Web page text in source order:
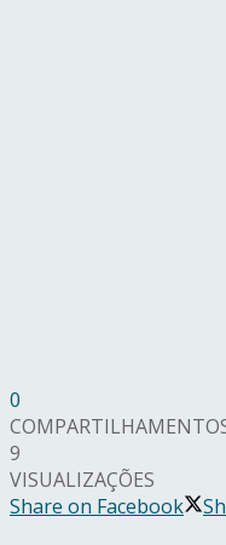
0
9
VISUALIZAÇÕES
Share on Facebook